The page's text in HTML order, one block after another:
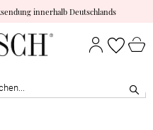
innerhalb Deutschlands